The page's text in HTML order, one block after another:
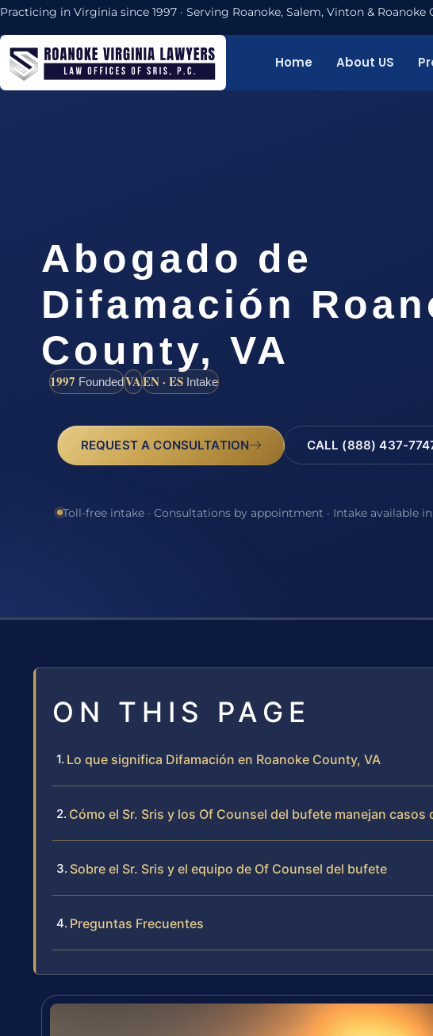
Practicing in Virginia since 1997 · Serving Roanoke, Salem, Vinton & Roanoke
Home About US
Abogado de
Difamación
County, VA
1997 FoundedVAEN · ES Intake
REQUEST A CONSULTATION CALL (888) 437-
Toll-free intake · Consultations by appointment · Intake available
ON THIS PAGE
Lo que significa Difamación en Roanoke County, VA
Cómo el Sr. Sris y los Of Counsel del bufete manejan
Sobre el Sr. Sris y el equipo de Of Counsel del bufete
Preguntas Frecuentes